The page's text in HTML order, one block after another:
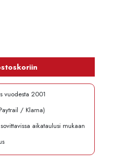
vuodesta 2001
/ Klarna)
aikataulusi mukaan